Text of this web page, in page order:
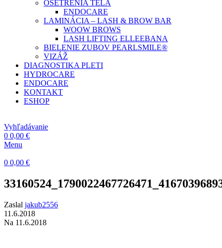
OŠETRENIA TELA
ENDOCARE
LAMINÁCIA – LASH & BROW BAR
WOOW BROWS
LASH LIFTING ELLEEBANA
BIELENIE ZUBOV PEARLSMILE®
VIZÁŽ
DIAGNOSTIKA PLETI
HYDROCARE
ENDOCARE
KONTAKT
ESHOP
Vyhľadávanie
0 0,00 €
Menu
0 0,00 €
Zaslal jakub2556
11.6.2018
Na 11.6.2018